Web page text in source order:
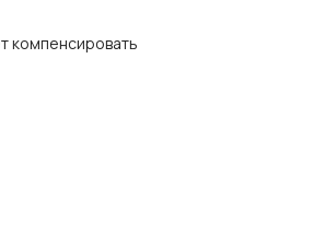
компенсировать